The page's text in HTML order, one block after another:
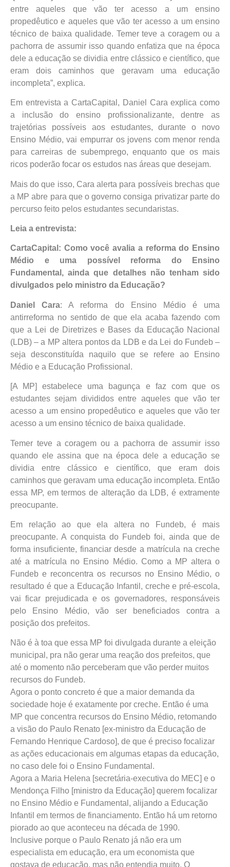
entre aqueles que vão ter acesso a um ensino
propedêutico e aqueles que vão ter acesso a um ensino
técnico de baixa qualidade. Temer teve a coragem ou a
pachorra de assumir isso quando enfatiza que na época
dele a educação se dividia entre clássico e científico, que
eram dois caminhos que geravam uma educação
incompleta”, explica.
Em entrevista a CartaCapital, Daniel Cara explica como
a inclusão do ensino profissionalizante, dentre as
trajetórias possíveis aos estudantes, durante o novo
Ensino Médio, vai empurrar os jovens com menor renda
para carreiras de subemprego, enquanto que os mais
ricos poderão focar os estudos nas áreas que desejam.
Mais do que isso, Cara alerta para possíveis brechas que
a MP abre para que o governo consiga privatizar parte do
percurso feito pelos estudantes secundaristas.
Leia a entrevista:
CartaCapital: Como você avalia a reforma do Ensino
Médio e uma possível reforma do Ensino
Fundamental, ainda que detalhes não tenham sido
divulgados pelo ministro da Educação?
Daniel Cara: A reforma do Ensino Médio é uma
antirreforma no sentido de que ela acaba fazendo com
que a Lei de Diretrizes e Bases da Educação Nacional
(LDB) – a MP altera pontos da LDB e da Lei do Fundeb –
seja desconstituída naquilo que se refere ao Ensino
Médio e a Educação Profissional.
[A MP] estabelece uma bagunça e faz com que os
estudantes sejam divididos entre aqueles que vão ter
acesso a um ensino propedêutico e aqueles que vão ter
acesso a um ensino técnico de baixa qualidade.
Temer teve a coragem ou a pachorra de assumir isso
quando ele assina que na época dele a educação se
dividia entre clássico e científico, que eram dois
caminhos que geravam uma educação incompleta. Então
essa MP, em termos de alteração da LDB, é extramente
preocupante.
Em relação ao que ela altera no Fundeb, é mais
preocupante. A conquista do Fundeb foi, ainda que de
forma insuficiente, financiar desde a matrícula na creche
até a matrícula no Ensino Médio. Como a MP altera o
Fundeb e reconcentra os recursos no Ensino Médio, o
resultado é que a Educação Infantil, creche e pré-escola,
vai ficar prejudicada e os governadores, responsáveis
pelo Ensino Médio, vão ser beneficiados contra a
posição dos prefeitos.
Não é à toa que essa MP foi divulgada durante a eleição
municipal, pra não gerar uma reação dos prefeitos, que
até o momento não perceberam que vão perder muitos
recursos do Fundeb.
Agora o ponto concreto é que a maior demanda da
sociedade hoje é exatamente por creche. Então é uma
MP que concentra recursos do Ensino Médio, retomando
a visão do Paulo Renato [ex-ministro da Educação de
Fernando Henrique Cardoso], de que é preciso focalizar
as ações educacionais em algumas etapas da educação,
no caso dele foi o Ensino Fundamental.
Agora a Maria Helena [secretária-executiva do MEC] e o
Mendonça Filho [ministro da Educação] querem focalizar
no Ensino Médio e Fundamental, alijando a Educação
Infantil em termos de financiamento. Então há um retorno
piorado ao que aconteceu na década de 1990.
Inclusive porque o Paulo Renato já não era um
especialista em educação, era um economista que
gostava de educação, mas não entendia muito. O